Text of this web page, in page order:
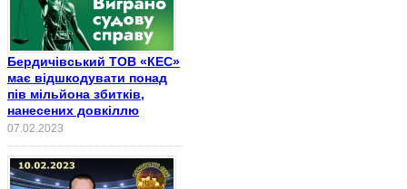
Бердичівський ТОВ «КЕС»
має відшкодувати понад
пів мільйона збитків,
нанесених довкіллю
07.02.2023